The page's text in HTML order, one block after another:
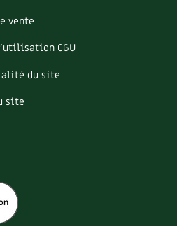
vente
CGU
du site
site